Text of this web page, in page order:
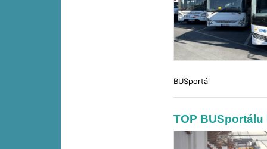
BUSportál
TOP BUSportálu